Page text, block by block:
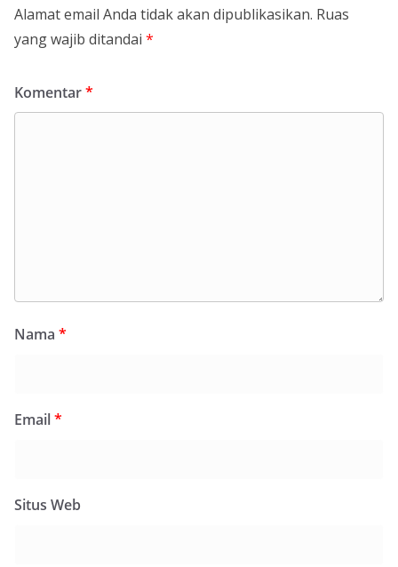
Alamat email Anda tidak akan dipublikasikan. Ruas
yang wajib ditandai *
Komentar*
Nama *
Email*
Situs Web